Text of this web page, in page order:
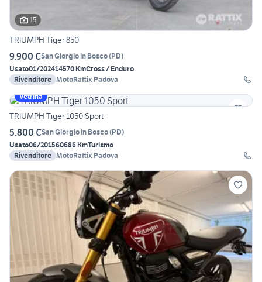
15
TRIUMPH Tiger 850
9.900 €San Giorgio in Bosco(PD)
Usato01/202414570 KmCross / Enduro
Rivenditore MotoRattix Padova
Vetrina
TRIUMPH Tiger 1050 Sport
5.800 €San Giorgio in Bosco(PD)
Usato06/201560686 KmTurismo
Rivenditore MotoRattix Padova